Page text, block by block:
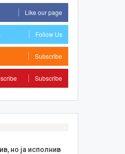
Like our page
Follow Us
Subscribe
Subscribe
но ја исполнив